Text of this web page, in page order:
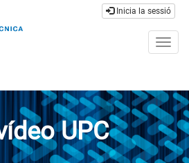
Inicia la sessió
UPC